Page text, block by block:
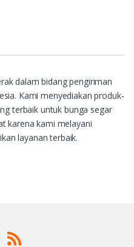
dalam bidang pengiriman
Kami menyediakan produk-
terbaik untuk bunga segar
karena kami melayani
layanan terbaik.